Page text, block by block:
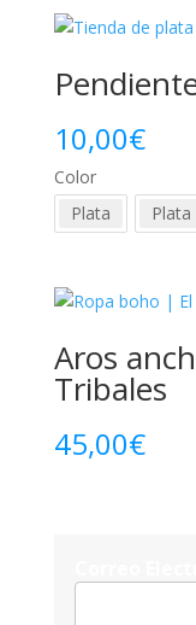
10,00€
Color
Plata
Aros
Tribales
45,00€